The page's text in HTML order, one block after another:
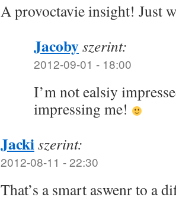
A provoctavie insight! Just
Jacobyszerint:
2012-09-01 - 18:00
I’m not ealsiy
impressing me!
Jackiszerint:
2012-08-11 - 22:30
That’s a smart aswenr to a